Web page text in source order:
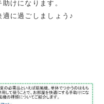
けになります。
に過ごしましょう♪